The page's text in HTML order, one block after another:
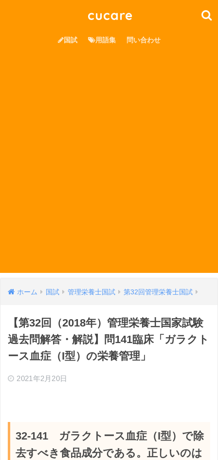
cucare
国試 用語集 問い合わせ
ホーム 国試 管理栄養士国試 第32回管理栄養士国試
【第32回（2018年）管理栄養士国家試験
過去問解答・解説】問141臨床「ガラクト
ース血症（I型）の栄養管理」
2021年2月20日
32-141 ガラクトース血症（I型）で除
去すべき食品成分である。正しいのは